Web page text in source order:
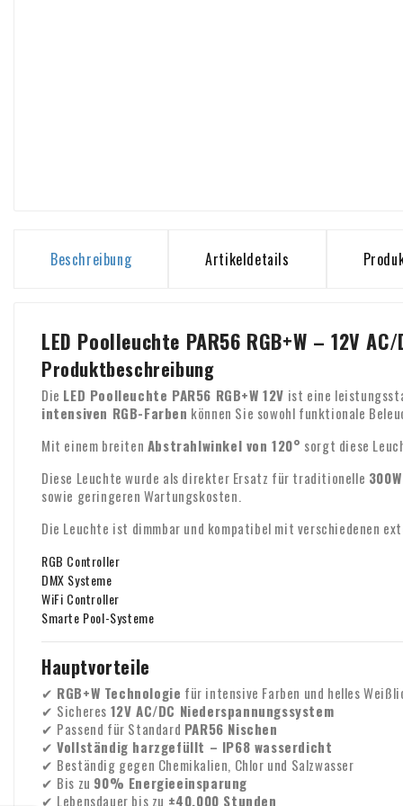
Beschreibung Artikeldetails
LED Poolleuchte PAR56 RGB+W – 12V
Produktbeschreibung
Die LED Poolleuchte PAR56 RGB+W 12V ist eine
intensiven RGB-Farben können Sie sowohl funktionale
Mit einem breiten Abstrahlwinkel von 120° sorgt diese
Diese Leuchte wurde als direkter Ersatz für traditionelle
sowie geringeren Wartungskosten.
Die Leuchte ist dimmbar und kompatibel mit verschiedenen
RGB Controller
DMX Systeme
WiFi Controller
Smarte Pool-Systeme
Hauptvorteile
✔ RGB+W Technologie für intensive Farben und helles
✔ Sicheres 12V AC/DC Niederspannungssystem
✔ Passend für Standard PAR56 Nischen
✔Vollständig harzgefüllt – IP68 wasserdicht
✔ Beständig gegen Chemikalien, Chlor und Salzwasser
✔ Bis zu 90% Energieeinsparung
✔ Lebensdauer bis zu ±40.000 Stunden